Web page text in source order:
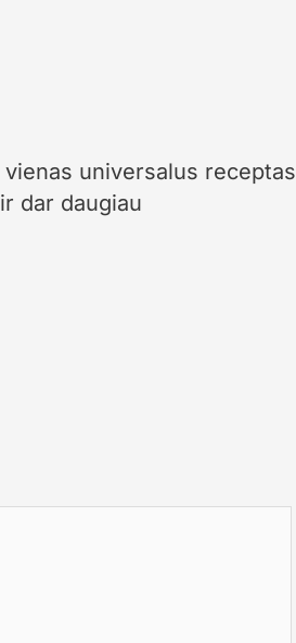
universalus receptas
dar daugiau